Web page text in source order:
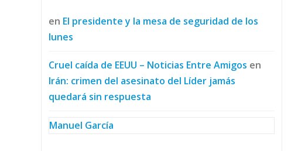
en El presidente y la mesa de seguridad de los
lunes
Cruel caída de EEUU – Noticias Entre Amigos en
Irán: crimen del asesinato del Líder jamás
quedará sin respuesta
Manuel García